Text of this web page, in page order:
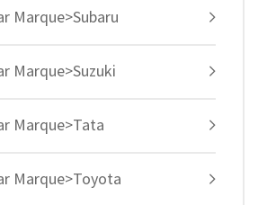
Marque>Subaru
Marque>Suzuki
Marque>Tata
Marque>Toyota